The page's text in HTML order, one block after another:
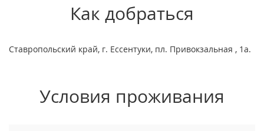
Как добраться
Ставропольский край, г. Ессентуки, пл. Привокзальная , 1а.
Условия проживания